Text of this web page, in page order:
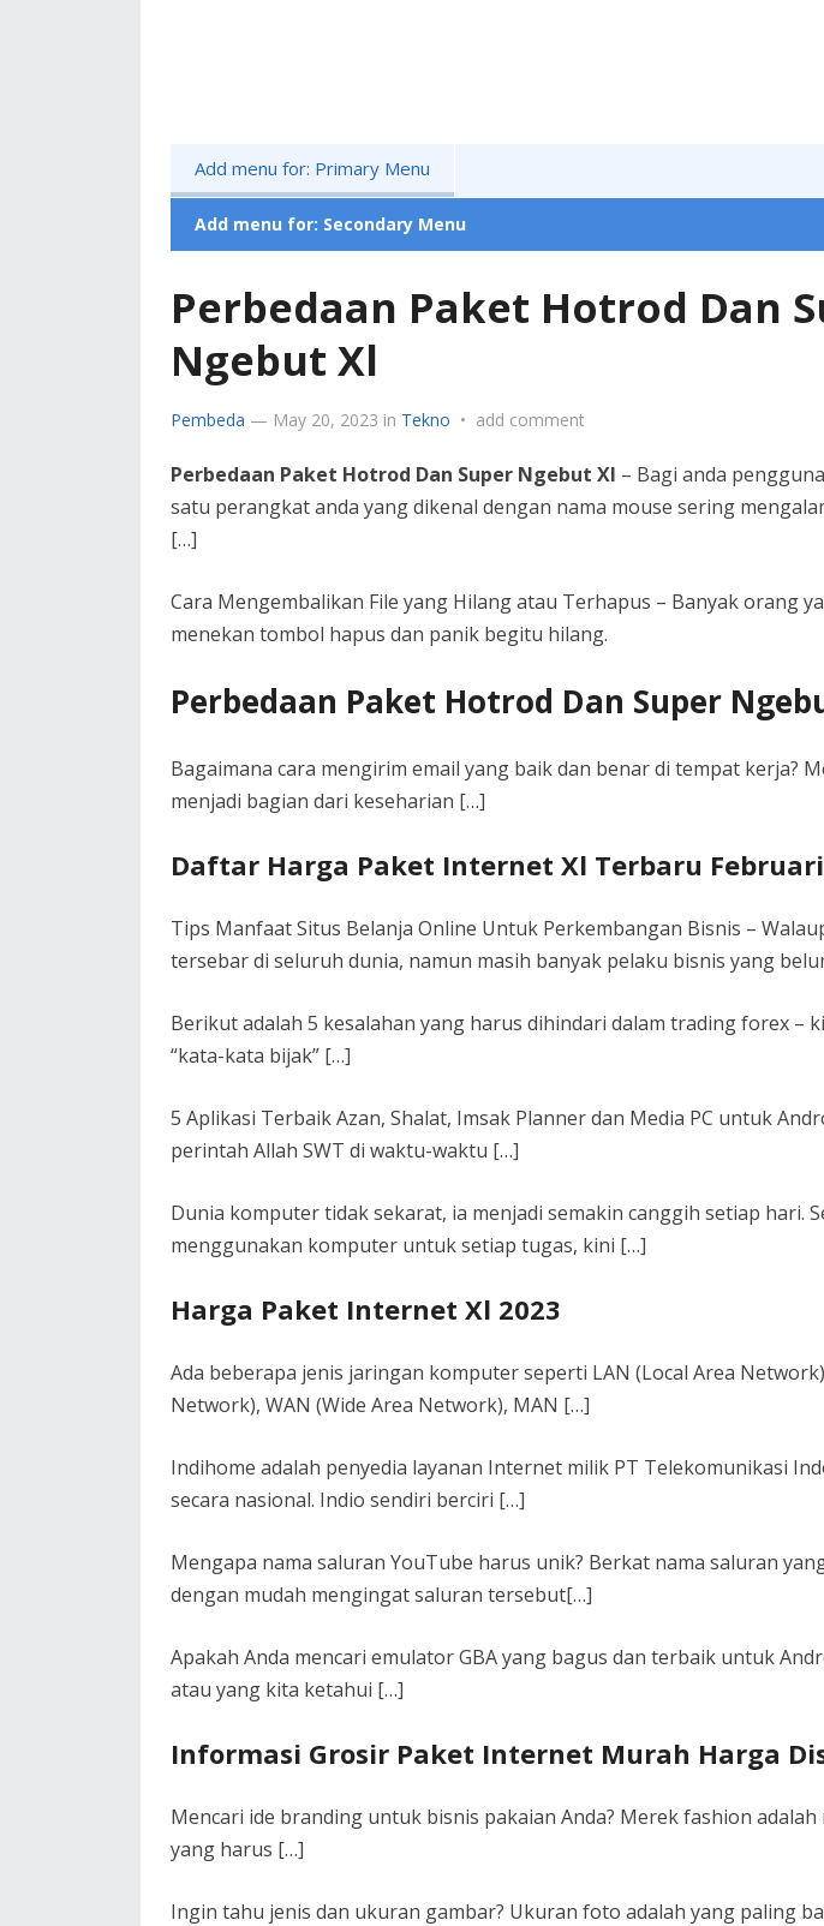
Add menu for: Primary Menu
Add menu for: Secondary Menu
Perbedaan Paket Hotrod Dan
Ngebut Xl
Pembeda — May 20, 2023 in Tekno • add comment
Perbedaan Paket Hotrod Dan Super Ngebut Xl – Bagi anda
satu perangkat anda yang dikenal dengan nama mouse sering
[…]
Cara Mengembalikan File yang Hilang atau Terhapus – Banyak orang
menekan tombol hapus dan panik begitu hilang.
Perbedaan Paket Hotrod Dan Super
Bagaimana cara mengirim email yang baik dan benar di tempat kerja?
menjadi bagian dari keseharian […]
Daftar Harga Paket Internet Xl Terbaru
Tips Manfaat Situs Belanja Online Untuk Perkembangan Bisnis –
tersebar di seluruh dunia, namun masih banyak pelaku bisnis yang
Berikut adalah 5 kesalahan yang harus dihindari dalam trading forex –
“kata-kata bijak” […]
5 Aplikasi Terbaik Azan, Shalat, Imsak Planner dan Media PC untuk
perintah Allah SWT di waktu-waktu […]
Dunia komputer tidak sekarat, ia menjadi semakin canggih setiap hari.
menggunakan komputer untuk setiap tugas, kini […]
Harga Paket Internet Xl 2023
Ada beberapa jenis jaringan komputer seperti LAN (Local Area
Network), WAN (Wide Area Network), MAN […]
Indihome adalah penyedia layanan Internet milik PT Telekomunikasi
secara nasional. Indio sendiri berciri […]
Mengapa nama saluran YouTube harus unik? Berkat nama saluran
dengan mudah mengingat saluran tersebut[…]
Apakah Anda mencari emulator GBA yang bagus dan terbaik untuk
atau yang kita ketahui […]
Informasi Grosir Paket Internet Murah Harga
Mencari ide branding untuk bisnis pakaian Anda? Merek fashion
yang harus […]
Ingin tahu jenis dan ukuran gambar? Ukuran foto adalah yang paling